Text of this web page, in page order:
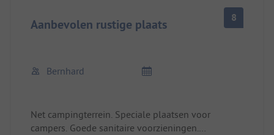
Aanbevolen rustige plaats 8
Bernhard
Net campingterrein. Speciale plaatsen voor
campers. Goede sanitaire voorzieningen.